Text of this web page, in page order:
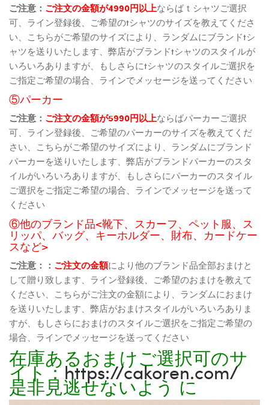
ご注意： ご注文の金額が4990円以上ならばｔシャツご選択
可、ライン登録後、ご希望のtシャツのサイズを教えてくださ
い、こちらがご希望のサイズにより、ランダムにブランドtシ
ャツを送りいたします、弊店がブランドtシャツのスタイルが
いろいろありますが、もしさらにtシャツのスタイルご選択を
ご指定ご希望の場合、ラインでメッセージを送ってください
⑤パーカー
ご注意： ご注文の金額が5990円以上ならばパーカーご選択
可、ライン登録後、ご希望のパーカーのサイズを教えてくだ
さい、こちらがご希望のサイズにより、ランダムにブランド
パーカーを送りいたします、弊店がブランドパーカーのスタ
イルがいろいろありますが、もしさらにパーカーのスタイル
ご選択をご指定ご希望の場合、ラインでメッセージを送って
ください
⑥他のブランド品<靴下、スカーフ、ペット服、ス
リッパ、バッグ、キーホルダー、財布、カードケー
スなど>
ご注意：： ご注文の金額により他のブランド品全部おまけと
して贈り致します、ライン登録後、ご希望のおまけを教えて
ください、こちらがご注文の金額により、ランダムにおまけ
を送りいたします、弊店がおまけスタイルがいろいろありま
すが、もしさらにおまけのスタイルご選択をご指定ご希望の
場合、ラインでメッセージを送ってください
在庫あるおまけご選択可のサ
イト：https://cakoren.com/
是非見逃せないよう に